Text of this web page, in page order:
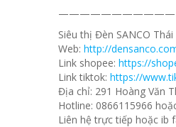
Siêu thị Đèn SANCO
Web: http://
Link shopee: https://
Link tiktok: https://
Địa chỉ: 291 Hoàng Văn
Hotline: 0866115966
Liên hệ trực tiếp hoặc ib